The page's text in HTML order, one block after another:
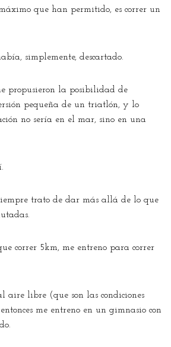
que han permitido, es correr un
simplemente, descartado.
propusieron la posibilidad de
pequeña de un triatlón, y lo
no sería en el mar, sino en una
trato de dar más allá de lo que
correr 5km, me entreno para correr
aire libre (que son las condiciones
me entreno en un gimnasio con